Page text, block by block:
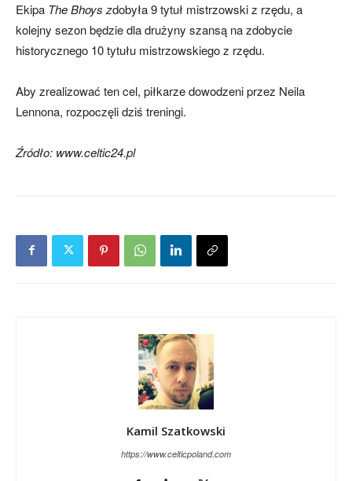
Ekipa The Bhoys zdobyła 9 tytuł mistrzowski z rzędu, a
kolejny sezon będzie dla drużyny szansą na zdobycie
historycznego 10 tytułu mistrzowskiego z rzędu.
Aby zrealizować ten cel, piłkarze dowodzeni przez Neila
Lennona, rozpoczęli dziś treningi.
Źródło: www.celtic24.pl
Kamil Szatkowski
https://www.celticpoland.com